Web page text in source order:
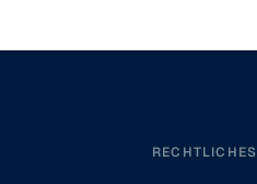
RECHTLICHES